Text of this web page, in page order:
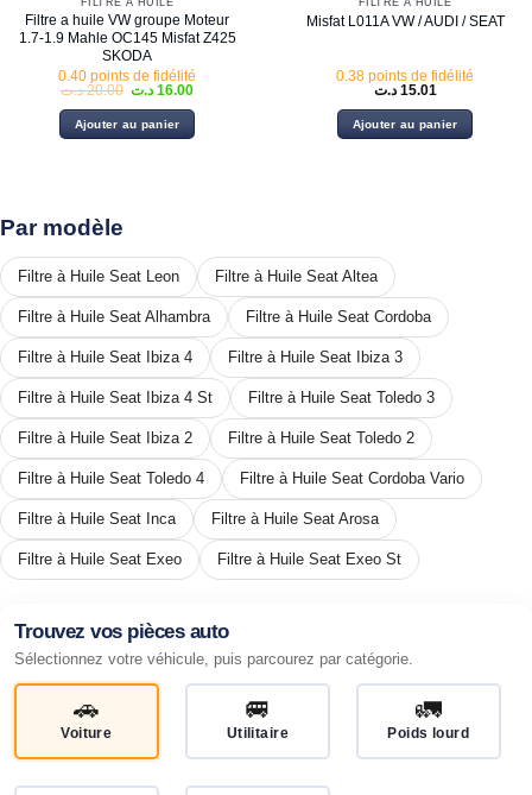
Filtre a huile VW groupe Moteur
1.7-1.9 Mahle OC145 Misfat Z425
SKODA
0.40 points de fidélité
20.00 د.ت
Le
initial
était :
16.00 د.ت
Le
actuel
est :
Ajouter au panier
Misfat L011A VW / AUDI / SEAT
0.38 points de fidélité
15.01 د.ت
Ajouter au panier
Par modèle
Filtre à Huile Seat Leon Filtre à Huile Seat Altea
Filtre à Huile Seat Alhambra Filtre à Huile Seat Cordoba
Filtre à Huile Seat Ibiza 4 Filtre à Huile Seat Ibiza 3
Filtre à Huile Seat Ibiza 4 St Filtre à Huile Seat Toledo 3
Filtre à Huile Seat Ibiza 2 Filtre à Huile Seat Toledo 2
Filtre à Huile Seat Toledo 4 Filtre à Huile Seat Cordoba Vario
Filtre à Huile Seat Inca Filtre à Huile Seat Arosa
Filtre à Huile Seat Exeo Filtre à Huile Seat Exeo St
Trouvez vos pièces auto
Sélectionnez votre véhicule, puis parcourez par catégorie.
🚗
Voiture
🚐
Utilitaire
🚛
Poids lourd